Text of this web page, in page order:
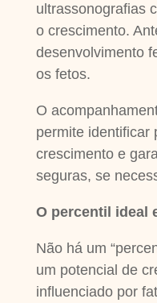
ultrassonografias
o crescimento.
desenvolvimento
os fetos.
O
permite identificar
crescimento e
seguras, se
O percentil ideal
Não há um
um potencial de
influenciado por